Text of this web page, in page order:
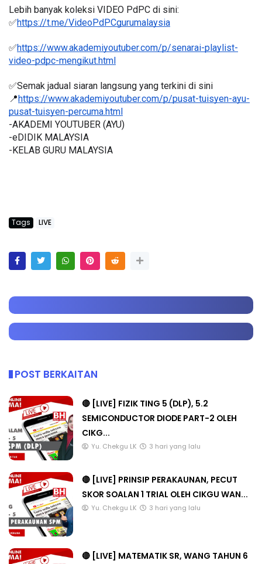
Lebih banyak koleksi VIDEO PdPC di sini:
✅https://t.me/VideoPdPCgurumalaysia
✅https://www.akademiyoutuber.com/p/senarai-playlist-
video-pdpc-mengikut.html
✅Semak jadual siaran langsung yang terkini di sini
📍https://www.akademiyoutuber.com/p/pusat-tuisyen-ayu-
pusat-tuisyen-percuma.html
-AKADEMI YOUTUBER (AYU)
-eDIDIK MALAYSIA
-KELAB GURU MALAYSIA
Tags LIVE
POST BERKAITAN
🔴 [LIVE] FIZIK TING 5 (DLP), 5.2
SEMICONDUCTOR DIODE PART-2 OLEH
CIKG...
Yu. Chekgu LK 3 hari yang lalu
🔴 [LIVE] PRINSIP PERAKAUNAN, PECUT
SKOR SOALAN 1 TRIAL OLEH CIKGU WAN...
Yu. Chekgu LK 3 hari yang lalu
🔴 [LIVE] MATEMATIK SR, WANG TAHUN 6